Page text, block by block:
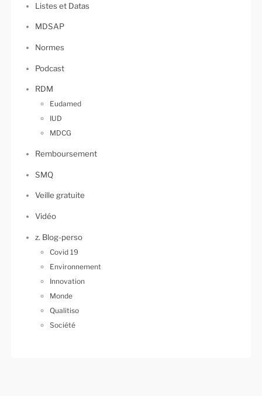
Listes et Datas
MDSAP
Normes
Podcast
RDM
Eudamed
IUD
MDCG
Remboursement
SMQ
Veille gratuite
Vidéo
z. Blog-perso
Covid 19
Environnement
Innovation
Monde
Qualitiso
Société